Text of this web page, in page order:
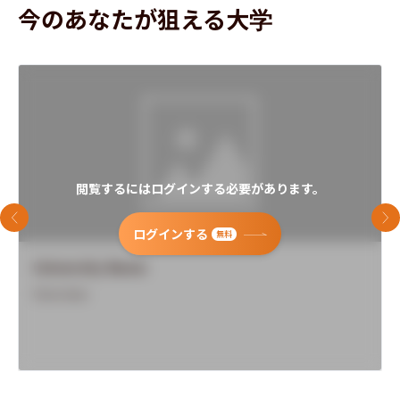
今のあなたが狙える大学
閲覧するにはログインする必要があります。
ログインする 無料
前のスライド 次